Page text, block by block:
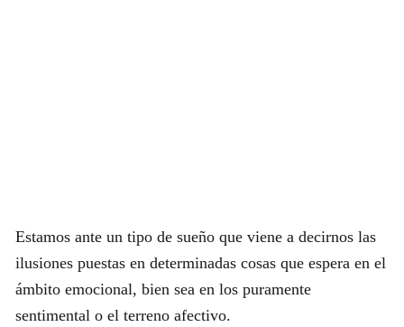
Estamos ante un tipo de sueño que viene a decirnos las
ilusiones puestas en determinadas cosas que espera en el
ámbito emocional, bien sea en los puramente
sentimental o el terreno afectivo.